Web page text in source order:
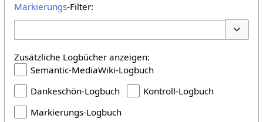
Markierungs-Filter:
Zusätzliche Logbücher anzeigen:
Semantic-MediaWiki-Logbuch
Dankeschön-Logbuch
Kontroll-Logbuch
Markierungs-Logbuch